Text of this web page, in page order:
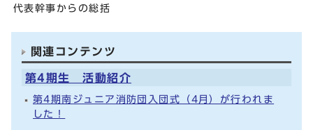
代表幹事からの総括
関連コンテンツ
第4期生 活動紹介
第4期南ジュニア消防団入団式（4月）が行われま
した！